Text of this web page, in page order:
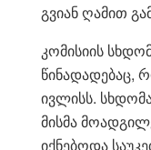
გვიან ღამით
კომისიის
წინადადებაც,
ივლისს.
მისმა
იქნებოდა